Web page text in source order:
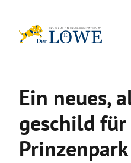
Inhalt
Ein neues,
ge­schild für
Prinzen­park